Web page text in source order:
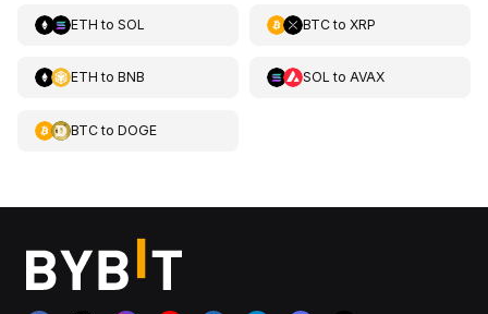
ETH to SOL BTCto XRP
ETH to BNB SOL to AVAX
BTCto DOGE